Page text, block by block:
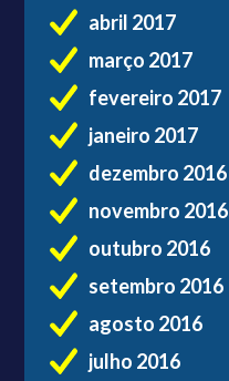
abril 2017
março 2017
fevereiro 2017
janeiro 2017
dezembro 2016
novembro 2016
outubro 2016
setembro 2016
agosto 2016
julho 2016